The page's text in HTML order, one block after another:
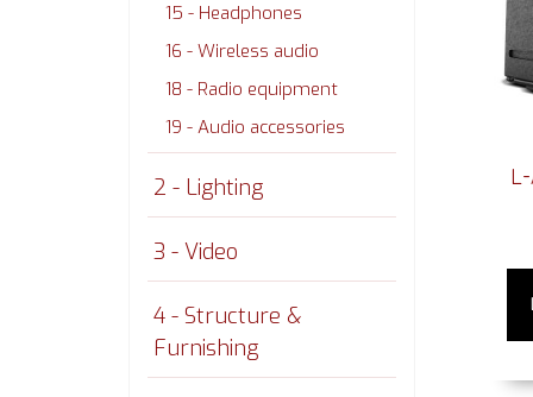
15 - Headphones
16 - Wireless audio
18 - Radio equipment
19 - Audio accessories
2 - Lighting
3 - Video
4 - Structure &
Furnishing